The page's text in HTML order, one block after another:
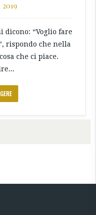
dicono: “Voglio fare
rispondo che nella
che ci piace.